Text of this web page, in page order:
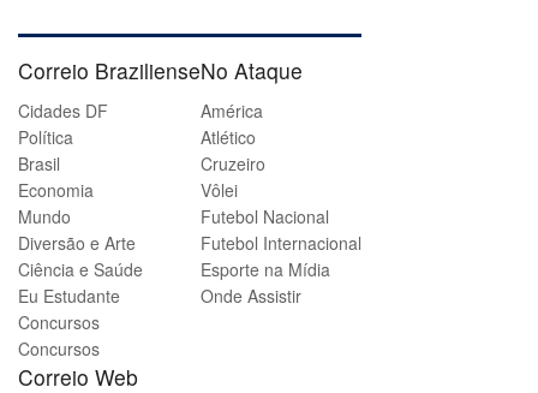
Correio Braziliense
Cidades DF
Política
Brasil
Economia
Mundo
Diversão e Arte
Ciência e Saúde
Eu Estudante
Concursos
Concursos
Correio Web
No Ataque
América
Atlético
Cruzeiro
Vôlei
Futebol Nacional
Futebol Internacional
Esporte na Mídia
Onde Assistir